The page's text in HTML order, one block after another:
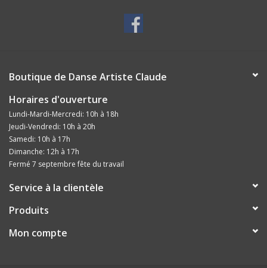
Boutique de Danse Artiste Claude
Horaires d'ouverture
Lundi-Mardi-Mercredi: 10h à 18h
Jeudi-Vendredi: 10h à 20h
Samedi: 10h à 17h
Dimanche: 12h à 17h
Fermé 7 septembre fête du travail
Service à la clientèle
Produits
Mon compte